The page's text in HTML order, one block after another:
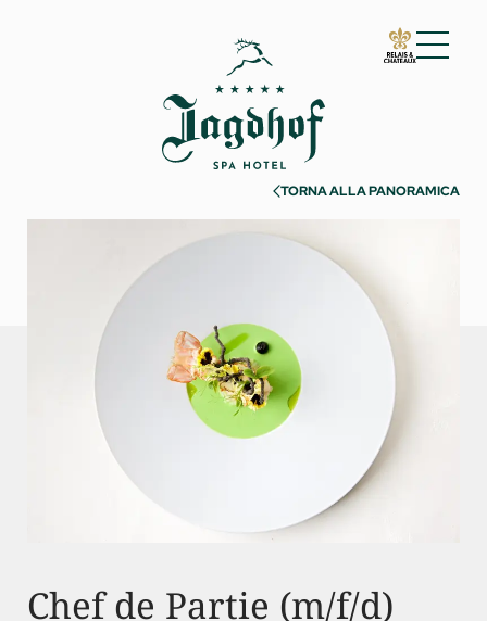
01 Lo Jagdhof
02 Camere e suite
04 Spa e fitness
06 Attività
Estate
Inverno
Must see
07 Eventi
TORNA ALLA PANORAMICA
Chef de Partie (m/f/d)